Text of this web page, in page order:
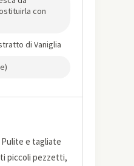
con
di Vaniglia
Pulite e tagliate
piccoli pezzetti,